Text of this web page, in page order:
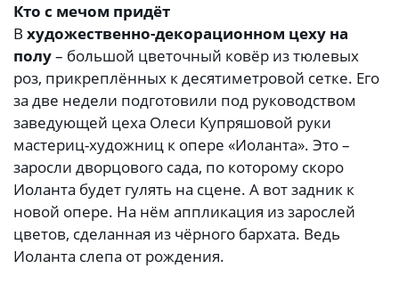
Кто с мечом придёт
В художественно-декорационном цеху на
полу– большой цветочный ковёр из тюлевых
роз, прикреплённых к десятиметровой сетке. Его
за две недели подготовили под руководством
заведующей цеха Олеси Купряшовой руки
мастериц-художниц к опере «Иоланта». Это –
заросли дворцового сада, по которому скоро
Иоланта будет гулять на сцене. А вот задник к
новой опере. На нём аппликация из зарослей
цветов, сделанная из чёрного бархата. Ведь
Иоланта слепа от рождения.